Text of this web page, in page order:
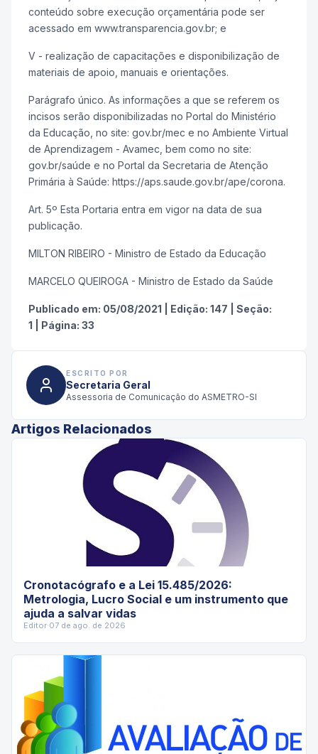
conteúdo sobre execução orçamentária pode ser
acessado em www.transparencia.gov.br; e
V - realização de capacitações e disponibilização de
materiais de apoio, manuais e orientações.
Parágrafo único. As informações a que se referem os
incisos serão disponibilizadas no Portal do Ministério
da Educação, no site: gov.br/mec e no Ambiente Virtual
de Aprendizagem - Avamec, bem como no site:
gov.br/saúde e no Portal da Secretaria de Atenção
Primária à Saúde: https://aps.saude.gov.br/ape/corona.
Art. 5º Esta Portaria entra em vigor na data de sua
publicação.
MILTON RIBEIRO - Ministro de Estado da Educação
MARCELO QUEIROGA - Ministro de Estado da Saúde
Publicado em: 05/08/2021 Edição: 147
Seção:
1
Página: 33
ESCRITO POR
Secretaria Geral
Assessoria de Comunicação do ASMETRO-SI
Artigos Relacionados
Cronotacógrafo e a Lei 15.485/2026:
Metrologia, Lucro Social e um instrumento que
ajuda a salvar vidas
Editor·07 de ago. de 2026